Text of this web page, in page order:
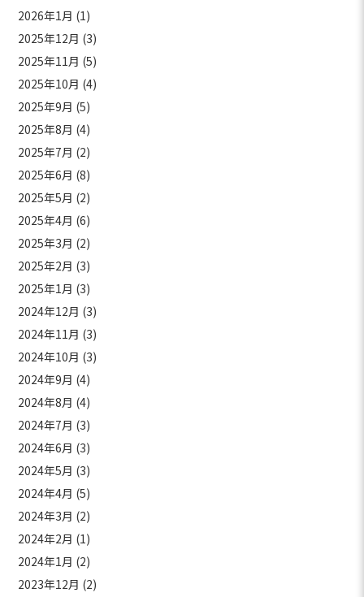
2026年1月 (1)
2025年12月 (3)
2025年11月 (5)
2025年10月 (4)
2025年9月 (5)
2025年8月 (4)
2025年7月 (2)
2025年6月 (8)
2025年5月 (2)
2025年4月 (6)
2025年3月 (2)
2025年2月 (3)
2025年1月 (3)
2024年12月 (3)
2024年11月 (3)
2024年10月 (3)
2024年9月 (4)
2024年8月 (4)
2024年7月 (3)
2024年6月 (3)
2024年5月 (3)
2024年4月 (5)
2024年3月 (2)
2024年2月 (1)
2024年1月 (2)
2023年12月 (2)